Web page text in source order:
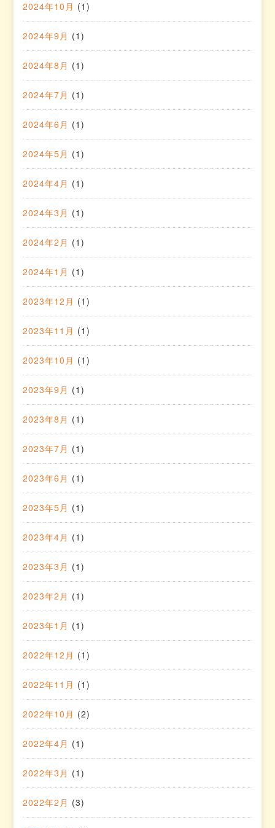
2024年10月 (1)
2024年9月 (1)
2024年8月 (1)
2024年7月 (1)
2024年6月 (1)
2024年5月 (1)
2024年4月 (1)
2024年3月 (1)
2024年2月 (1)
2024年1月 (1)
2023年12月 (1)
2023年11月 (1)
2023年10月 (1)
2023年9月 (1)
2023年8月 (1)
2023年7月 (1)
2023年6月 (1)
2023年5月 (1)
2023年4月 (1)
2023年3月 (1)
2023年2月 (1)
2023年1月 (1)
2022年12月 (1)
2022年11月 (1)
2022年10月 (2)
2022年4月 (1)
2022年3月 (1)
2022年2月 (3)